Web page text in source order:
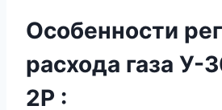
Особенности р
расхода газа
2Р :